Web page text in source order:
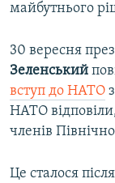
майбутнього
30 вересня
Зеленський
вступ до НАТО
НАТО
членів
Це сталося